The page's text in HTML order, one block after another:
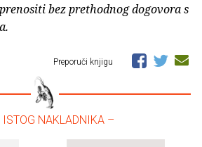
bez prethodnog dogovora s
Preporuči knjigu
ISTOG NAKLADNIKA –